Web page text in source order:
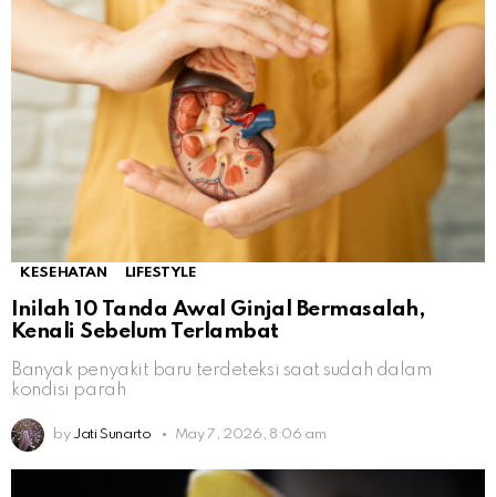
KESEHATAN LIFESTYLE
Inilah 10 Tanda Awal Ginjal Bermasalah,
Kenali Sebelum Terlambat
Banyak penyakit baru terdeteksi saat sudah dalam
kondisi parah
by Jati Sunarto May 7, 2026, 8:06 am